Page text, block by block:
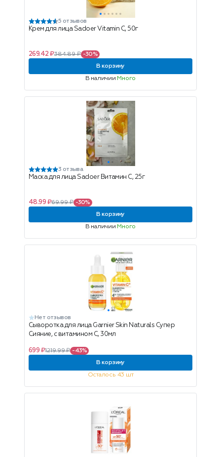
5 отзывов
Крем для лица Sadoer Vitamin C, 50г
269.42 ₽384.89 ₽ -30%
В корзину
В наличии Много
3 отзыва
Маска для лица Sadoer Витамин С, 25г
48.99 ₽69.99 ₽ -30%
В корзину
В наличии Много
Нет отзывов
Сыворотка для лица Garnier Skin Naturals Супер
Сияние, с витамином С, 30мл
699 ₽1219.99 ₽ -43%
В корзину
Осталось 43 шт